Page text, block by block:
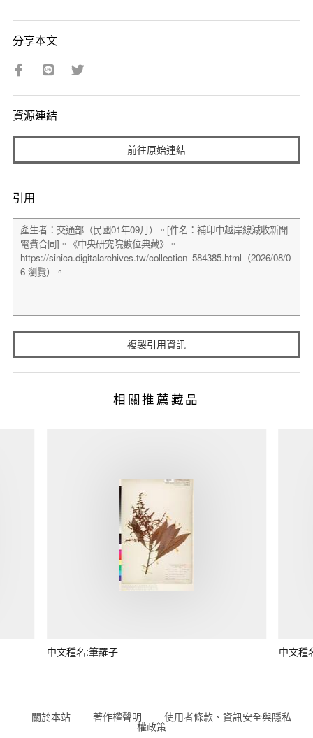
分享本文
資源連結
前往原始連結
引用
複製引用資訊
相關推薦藏品
中文種名:筆羅子 中文種
關於本站 著作權聲明 使用者條款、資訊安全與隱私
權政策